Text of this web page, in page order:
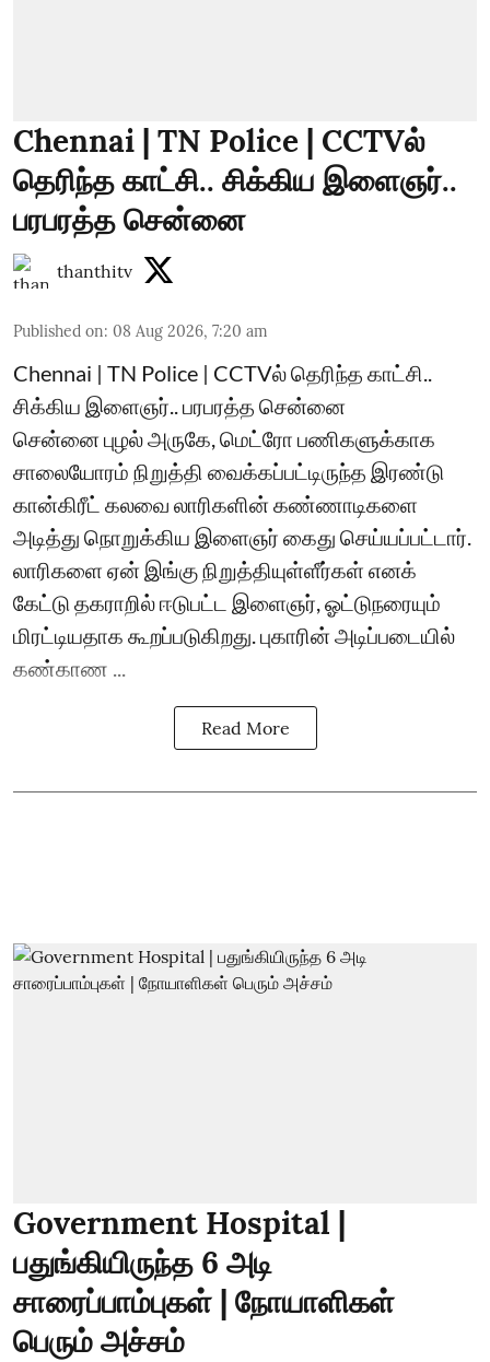
Chennai | TN Police | CCTVல்
தெரிந்த காட்சி.. சிக்கிய இளைஞர்..
பரபரத்த சென்னை
thanthitv
Published on: 08 Aug 2026, 7:20 am
Chennai | TN Police | CCTVல் தெரிந்த காட்சி..
சிக்கிய இளைஞர்.. பரபரத்த சென்னை
சென்னை புழல் அருகே, மெட்ரோ பணிகளுக்காக
சாலையோரம் நிறுத்தி வைக்கப்பட்டிருந்த இரண்டு
கான்கிரீட் கலவை லாரிகளின் கண்ணாடிகளை
அடித்து நொறுக்கிய இளைஞர் கைது செய்யப்பட்டார்.
லாரிகளை ஏன் இங்கு நிறுத்தியுள்ளீர்கள் எனக்
கேட்டு தகராறில் ஈடுபட்ட இளைஞர், ஓட்டுநரையும்
மிரட்டியதாக கூறப்படுகிறது. புகாரின் அடிப்படையில்
கண்காண ...
Read More
Government Hospital |
பதுங்கியிருந்த 6 அடி
சாரைப்பாம்புகள் | நோயாளிகள்
பெரும் அச்சம்